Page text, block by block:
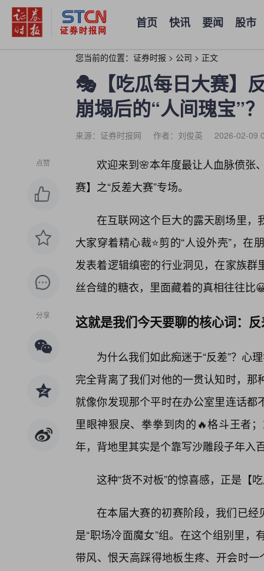
首页 快讯 要闻 股市
您当前的位置： 证券时报 > 公司 > 正文
🎭【吃瓜每日大赛】
崩塌后的“人间瑰宝”？
来源：证券时报网 作者：刘俊英 2026-02-09
点赞
分享
欢迎来到🌸本年度最让人血脉偾张
赛】之“反差大赛”专场。
在互联网这个巨大的露天剧场里，
大家穿着精心裁⭐剪的“人设外壳”，
发表着逻辑缜密的行业洞见，在家族
丝合缝的糖衣，里面藏着的真相往往比
这就是我们今天要聊的核心词：
为什么我们如此痴迷于“反差”？心
完全背离了我们对他的一贯认知时，
就像你发现那个平时在办公室里连话
里眼神狠戾、拳拳到肉的🔥格斗王者
年，背地里其实是个靠写沙雕段子年入
这种“货不对板”的惊喜感，正是【
在本届大赛的初赛阶段，我们已经
是“职场冷面魔女”组。在这个组别里
带风、恨天高踩得地板生疼、开会时